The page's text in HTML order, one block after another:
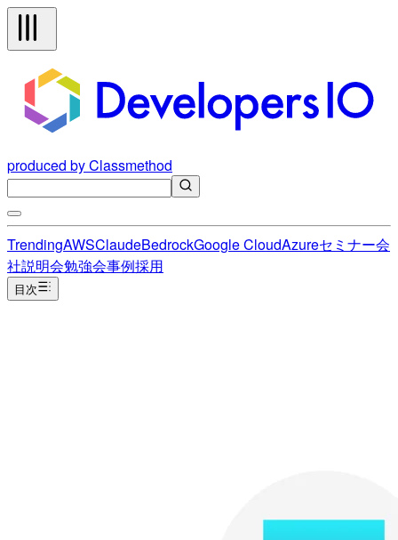
produced by Classmethod
TrendingAWSClaudeBedrockGoogle CloudAzureセミナー会
社説明会勉強会事例採用
目次